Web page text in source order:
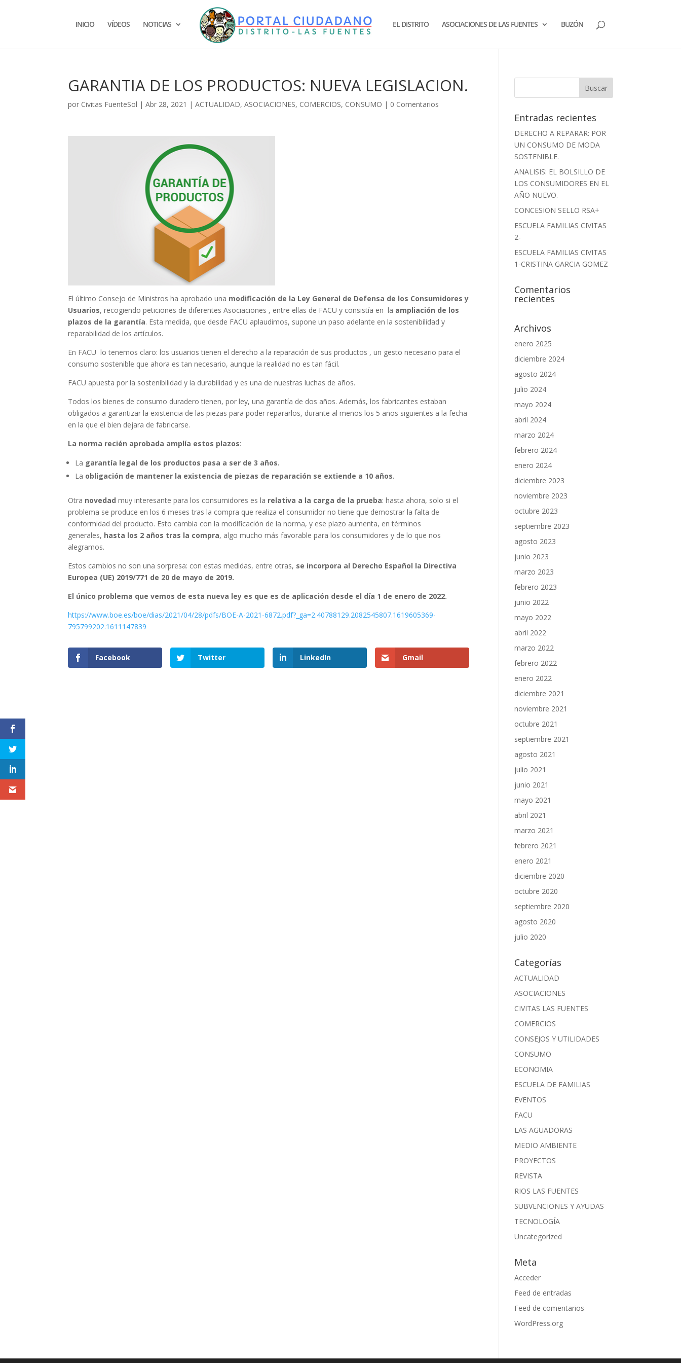
INICIO VÍDEOS NOTICIAS EL DISTRITO ASOCIACIONES DE LAS FUENTES BUZÓN
GARANTIA DE LOS PRODUCTOS: NUEVA LEGISLACION.
por Civitas FuenteSol |Abr 28, 2021 |ACTUALIDAD,ASOCIACIONES, COMERCIOS, CONSUMO | 0 Comentarios
El último Consejo de Ministros ha aprobado una modificación de la Ley General de Defensa de los Consumidores y
Usuarios, recogiendo peticiones de diferentes Asociaciones , entre ellas de FACU y consistía en la ampliación de los
plazos de la garantía. Esta medida, que desde FACU aplaudimos, supone un paso adelante en la sostenibilidad y
reparabilidad de los artículos.
En FACU lo tenemos claro: los usuarios tienen el derecho a la reparación de sus productos , un gesto necesario para el
consumo sostenible que ahora es tan necesario, aunque la realidad no es tan fácil.
FACU apuesta por la sostenibilidad y la durabilidad y es una de nuestras luchas de años.
Todos los bienes de consumo duradero tienen, por ley, una garantía de dos años. Además, los fabricantes estaban
obligados a garantizar la existencia de las piezas para poder repararlos, durante al menos los 5 años siguientes a la fecha
en la que el bien dejara de fabricarse.
La norma recién aprobada amplía estos plazos:
La garantía legal de los productos pasa a ser de 3 años.
La obligación de mantener la existencia de piezas de reparación se extiende a 10 años.
Otra novedad muy interesante para los consumidores es la relativa a la carga de la prueba: hasta ahora, solo si el
problema se produce en los 6 meses tras la compra que realiza el consumidor no tiene que demostrar la falta de
conformidad del producto. Esto cambia con la modificación de la norma, y ese plazo aumenta, en términos
generales, hasta los 2 años tras la compra, algo mucho más favorable para los consumidores y de lo que nos
alegramos.
Estos cambios no son una sorpresa: con estas medidas, entre otras, se incorpora al Derecho Español la Directiva
Europea (UE) 2019/771 de 20 de mayo de 2019.
El único problema que vemos de esta nueva ley es que es de aplicación desde el día 1 de enero de 2022.
https://www.boe.es/boe/dias/2021/04/28/pdfs/BOE-A-2021-6872.pdf?_ga=2.40788129.2082545807.1619605369-
795799202.1611147839
Facebook Twitter LinkedIn Gmail
Entradas recientes
DERECHO A REPARAR: POR
UN CONSUMO DE MODA
SOSTENIBLE.
ANALISIS: EL BOLSILLO DE
LOS CONSUMIDORES EN EL
AÑO NUEVO.
CONCESION SELLO RSA+
ESCUELA FAMILIAS CIVITAS
2-
ESCUELA FAMILIAS CIVITAS
1-CRISTINA GARCIA GOMEZ
Comentarios
recientes
Archivos
enero 2025
diciembre 2024
agosto 2024
julio 2024
mayo 2024
abril 2024
marzo 2024
febrero 2024
enero 2024
diciembre 2023
noviembre 2023
octubre 2023
septiembre 2023
agosto 2023
junio 2023
marzo 2023
febrero 2023
junio 2022
mayo 2022
abril 2022
marzo 2022
febrero 2022
enero 2022
diciembre 2021
noviembre 2021
octubre 2021
septiembre 2021
agosto 2021
julio 2021
junio 2021
mayo 2021
abril 2021
marzo 2021
febrero 2021
enero 2021
diciembre 2020
octubre 2020
septiembre 2020
agosto 2020
julio 2020
Categorías
ACTUALIDAD
ASOCIACIONES
CIVITAS LAS FUENTES
COMERCIOS
CONSEJOS Y UTILIDADES
CONSUMO
ECONOMIA
ESCUELA DE FAMILIAS
EVENTOS
FACU
LAS AGUADORAS
MEDIO AMBIENTE
PROYECTOS
REVISTA
RIOS LAS FUENTES
SUBVENCIONES Y AYUDAS
TECNOLOGÍA
Uncategorized
Meta
Acceder
Feed de entradas
Feed de comentarios
WordPress.org